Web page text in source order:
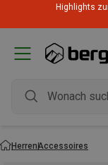
Highlights
HerrenAccessoires